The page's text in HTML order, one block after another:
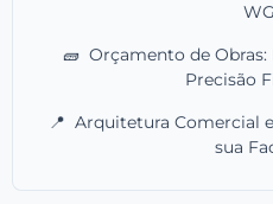
🧱 Orçamento de
Precisão
📍 Arquitetura Comercial
sua